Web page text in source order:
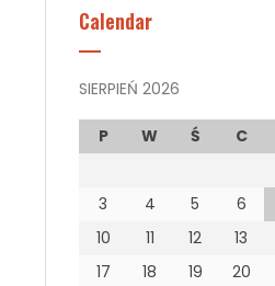
Calendar
SIERPIEŃ 2026
P W Ś C
3
4 5 6
10
11 12 13
17
18 19 20